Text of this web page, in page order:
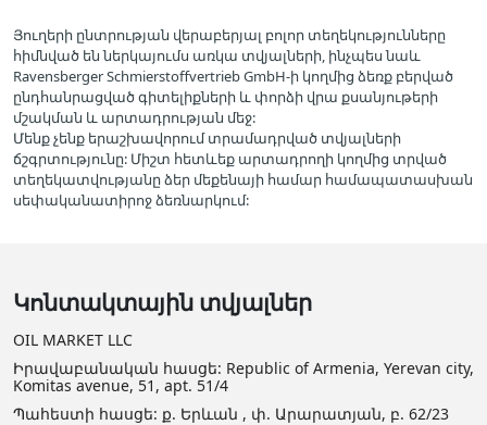
Յուղերի ընտրության վերաբերյալ բոլոր տեղեկությունները
հիմնված են ներկայումս առկա տվյալների, ինչպես նաև
Ravensberger Schmierstoffvertrieb GmbH-ի կողմից ձեռք բերված
ընդհանրացված գիտելիքների և փորձի վրա քսանյութերի
մշակման և արտադրության մեջ:
Մենք չենք երաշխավորում տրամադրված տվյալների
ճշգրտությունը: Միշտ հետևեք արտադրողի կողմից տրված
տեղեկատվությանը ձեր մեքենայի համար համապատասխան
սեփականատիրոջ ձեռնարկում:
Կոնտակտային տվյալներ
OIL MARKET LLC
Իրավաբանական հասցե: Republic of Armenia, Yerevan city,
Komitas avenue, 51, apt. 51/4
Պահեստի հասցե: ք. Երևան , փ. Արարատյան, բ. 62/23